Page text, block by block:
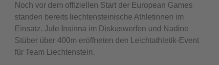
Noch vor dem offiziellen Start der European Games
standen bereits liechtensteinische Athletinnen im
Einsatz. Jule Insinna im Diskuswerfen und Nadine
Stüber über 400m eröffneten den Leichtathletik-Event
für Team Liechtenstein.